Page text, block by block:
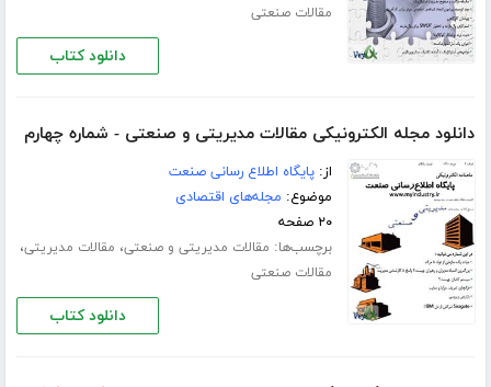
مقالات صنعتی
دانلود کتاب
دانلود مجله الکترونیکی مقالات مدیریتی و صنعتی - شماره چهارم
از:پایگاه اطلاع رسانی صنعت
موضوع: مجله‌های اقتصادی
۲۰ صفحه
برچسب‌ها: مقالات مدیریتی و صنعتی، مقالات مدیریتی،
مقالات صنعتی
دانلود کتاب